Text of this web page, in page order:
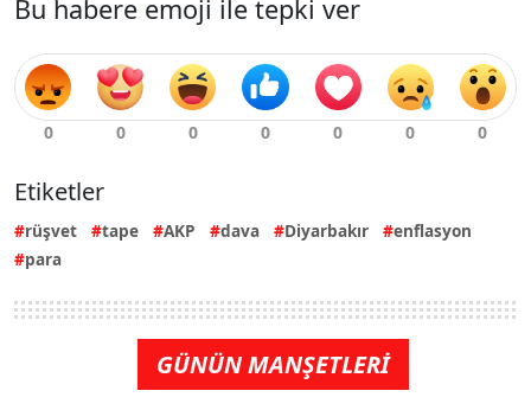
Bu habere emoji ile tepki ver
Etiketler
rüşvet tape AKP dava Diyarbakır
enflasyon
para
GÜNÜN MANŞETLERİ